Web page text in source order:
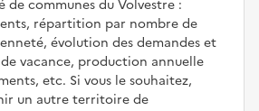
de communes du Volvestre :
répartition par nombre de
évolution des demandes et
vacance, production annuelle
etc. Si vous le souhaitez,
un autre territoire de